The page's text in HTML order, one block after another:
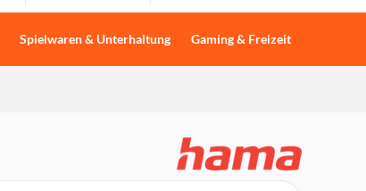
Spielwaren & Unterhaltung Gaming & Freizeit